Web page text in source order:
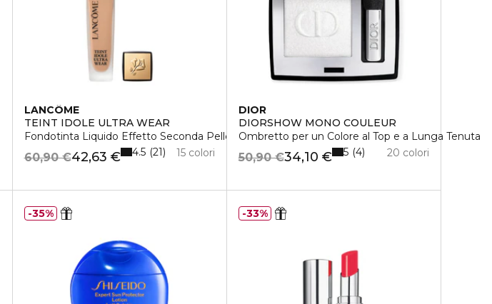
LANCÔME
TEINT IDOLE ULTRA WEAR
Fondotinta Liquido Effetto Seconda Pelle
42,63 €
60,90 € 15 colori
4.5 21
DIOR
DIORSHOW MONO COULEUR
Ombretto per un Colore al Top e a Lunga Tenuta
34,10 €
50,90 € 20 colori
5 4
35% 33%